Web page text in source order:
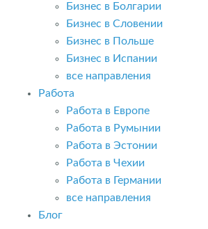
Бизнес в Болгарии
Бизнес в Словении
Бизнес в Польше
Бизнес в Испании
все направления
Работа
Работа в Европе
Работа в Румынии
Работа в Эстонии
Работа в Чехии
Работа в Германии
все направления
Блог